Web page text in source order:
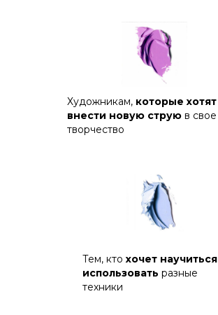
Тем, кто хочет научиться
использовать разные
техники
Художникам, которые хотят
внести новую струю в свое
творчество